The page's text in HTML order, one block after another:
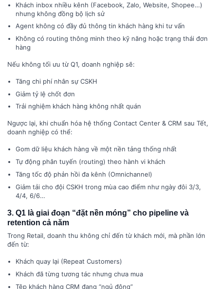
Khách inbox nhiều kênh (Facebook, Zalo, Website, Shopee…)
nhưng không đồng bộ lịch sử
Agent không có đầy đủ thông tin khách hàng khi tư vấn
Không có routing thông minh theo kỹ năng hoặc trạng thái đơn
hàng
Nếu không tối ưu từ Q1, doanh nghiệp sẽ:
Tăng chi phí nhân sự CSKH
Giảm tỷ lệ chốt đơn
Trải nghiệm khách hàng không nhất quán
Ngược lại, khi chuẩn hóa hệ thống Contact Center & CRM sau Tết,
doanh nghiệp có thể:
Gom dữ liệu khách hàng về một nền tảng thống nhất
Tự động phân tuyến (routing) theo hành vi khách
Tăng tốc độ phản hồi đa kênh (Omnichannel)
Giảm tải cho đội CSKH trong mùa cao điểm như ngày đôi 3/3,
4/4, 6/6…
3. Q1 là giai đoạn “đặt nền móng” cho pipeline và
retention cả năm
Trong Retail, doanh thu không chỉ đến từ khách mới, mà phần lớn
đến từ:
Khách quay lại (Repeat Customers)
Khách đã từng tương tác nhưng chưa mua
Tệp khách hàng CRM đang “ngủ đông”